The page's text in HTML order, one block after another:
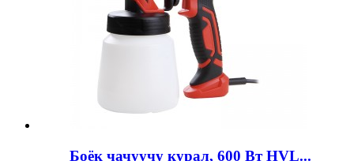
Боёк чачуучу курал, 600 Вт HVL...